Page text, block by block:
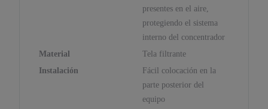
presentes en el aire,
protegiendo el sistema
interno del concentrador
Material
Tela filtrante
Instalación
Fácil colocación en la
parte posterior del
equipo